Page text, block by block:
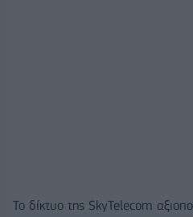
Το δίκτυο της SkyTelecom